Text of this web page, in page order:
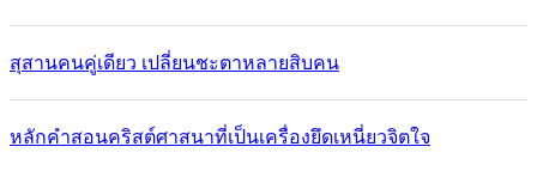
สุสานคนคู่เดียว เปลี่ยนชะตาหลายสิบคน
หลักคำสอนคริสต์ศาสนาที่เป็นเครื่องยึดเหนี่ยวจิตใจ